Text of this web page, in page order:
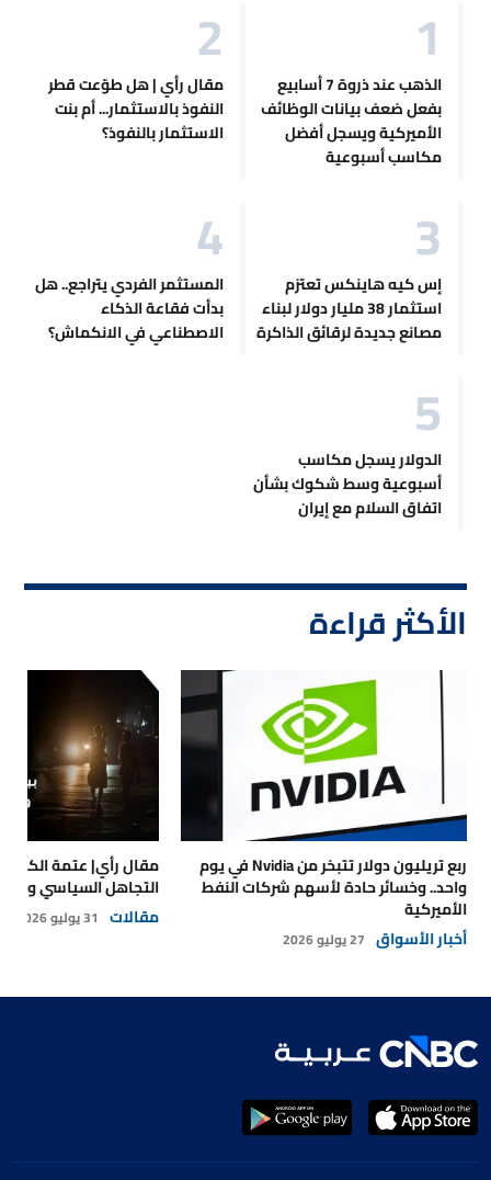
الذهب عند ذروة 7 أسابيع
بفعل ضعف بيانات الوظائف
الأميركية ويسجل أفضل
مكاسب أسبوعية
مقال رأي | هل طوّعت قطر
النفوذ بالاستثمار... أم بنت
الاستثمار بالنفوذ؟
إس كيه هاينكس تعتزم
استثمار 38 مليار دولار لبناء
مصانع جديدة لرقائق الذاكرة
المستثمر الفردي يتراجع.. هل
بدأت فقاعة الذكاء
الاصطناعي في الانكماش؟
الدولار يسجل مكاسب
أسبوعية وسط شكوك بشأن
اتفاق السلام مع إيران
الأكثر قراءة
ربع تريليون دولار تتبخر من Nvidia في يوم
واحد.. وخسائر حادة لأسهم شركات النفط
الأميركية
أخبار الأسواق 27 يوليو 2026
مقال رأي| عتمة
التجاهل السياسي
مقالات 31 يوليو 2026